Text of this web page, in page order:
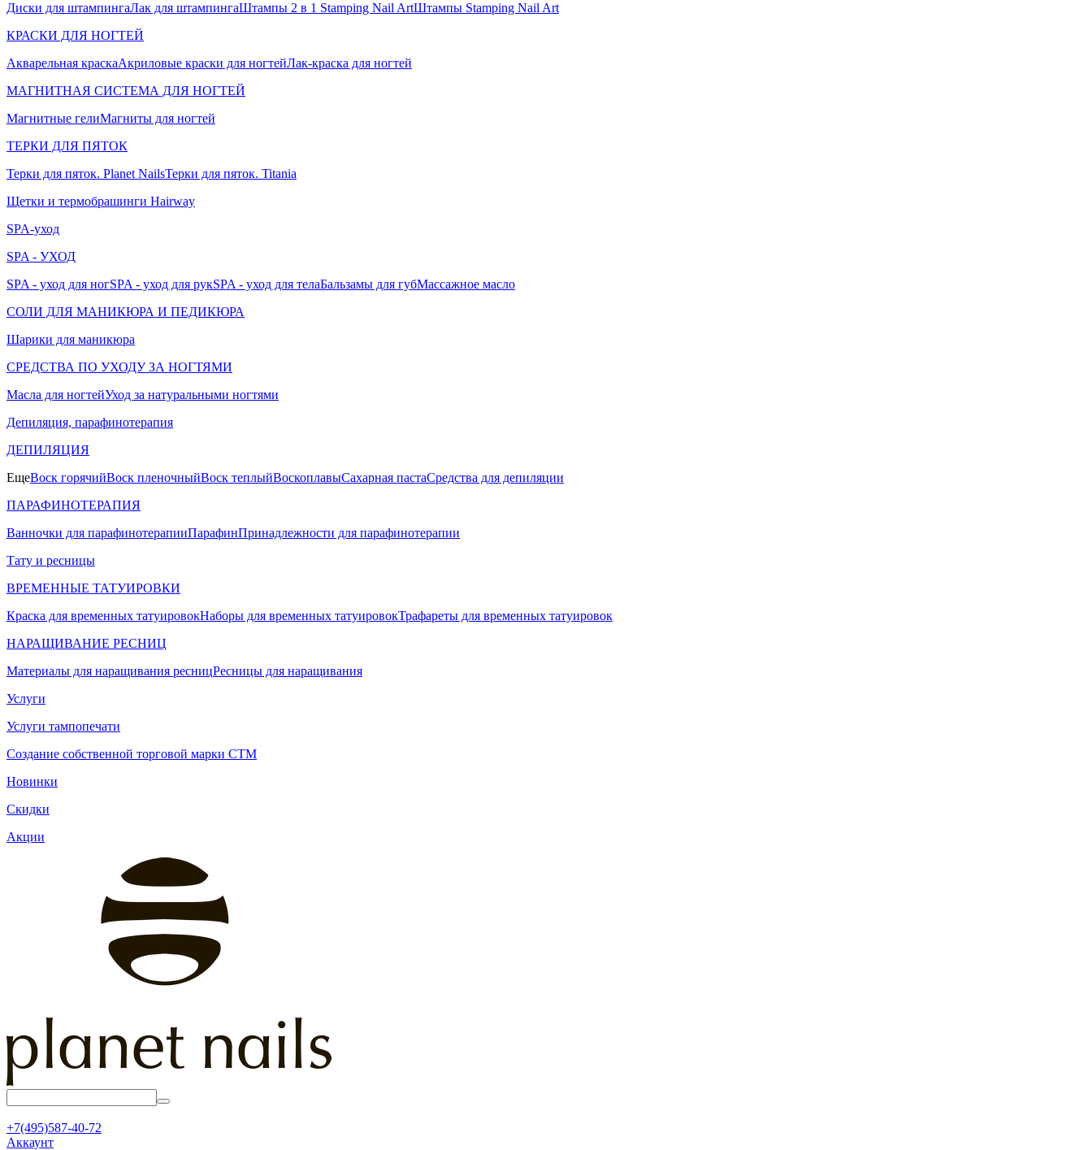
Диски для штампингаЛак для штампингаШтампы 2 в 1 Stamping Nail ArtШтампы Stamping Nail Art
КРАСКИ ДЛЯ НОГТЕЙ
Акварельная краскаАкриловые краски для ногтейЛак-краска для ногтей
МАГНИТНАЯ СИСТЕМА ДЛЯ НОГТЕЙ
Магнитные гелиМагниты для ногтей
ТЕРКИ ДЛЯ ПЯТОК
Терки для пяток. Planet NailsТерки для пяток. Titania
Щетки и термобрашинги Hairway
SPA-уход
SPA - УХОД
SPA - уход для ногSPA - уход для рукSPA - уход для телаБальзамы для губМассажное масло
СОЛИ ДЛЯ МАНИКЮРА И ПЕДИКЮРА
Шарики для маникюра
СРЕДСТВА ПО УХОДУ ЗА НОГТЯМИ
Масла для ногтейУход за натуральными ногтями
Депиляция, парафинотерапия
ДЕПИЛЯЦИЯ
ЕщеВоск горячийВоск пленочныйВоск теплыйВоскоплавыСахарная пастаСредства для депиляции
ПАРАФИНОТЕРАПИЯ
Ванночки для парафинотерапииПарафинПринадлежности для парафинотерапии
Тату и ресницы
ВРЕМЕННЫЕ ТАТУИРОВКИ
Краска для временных татуировокНаборы для временных татуировокТрафареты для временных татуировок
НАРАЩИВАНИЕ РЕСНИЦ
Материалы для наращивания ресницРесницы для наращивания
Услуги
Услуги тампопечати
Создание собственной торговой марки СТМ
Новинки
Скидки
Акции
+7(495)587-40-72
Аккаунт